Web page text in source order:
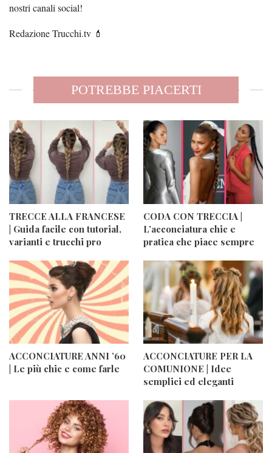
nostri canali social!
Redazione Trucchi.tv 💄
POTREBBE PIACERTI
TRECCE ALLA FRANCESE
| Guida facile con tutorial,
varianti e trucchi pro
CODA CON TRECCIA |
L’acconciatura chic e
pratica che piace sempre
ACCONCIATURE ANNI ’60
| Le più chic e come farle
ACCONCIATURE PER LA
COMUNIONE | Idee
semplici ed eleganti